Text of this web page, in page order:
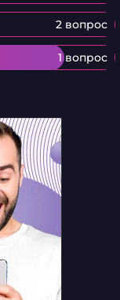
2 вопрос
1 вопрос